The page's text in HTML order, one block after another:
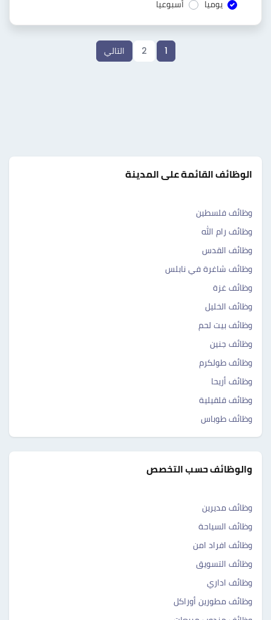
يوميا أسبوعيا
1
2 التالي
الوظائف القائمة على المدينة
وظائف فلسطين
وظائف رام الله
وظائف القدس
وظائف شاغرة في نابلس
وظائف غزة
وظائف الخليل
وظائف بيت لحم
وظائف جنين
وظائف طولكرم
وظائف أريحا
وظائف قلقيلية
وظائف طوباس
والوظائف حسب التخصص
وظائف مديرين
وظائف السياحة
وظائف افراد امن
وظائف التسويق
وظائف اداري
وظائف مطورين أوراكل